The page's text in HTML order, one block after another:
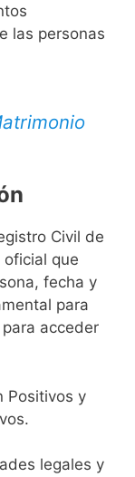
las personas
Civil de
que
fecha y
para
acceder
Positivos y
legales y